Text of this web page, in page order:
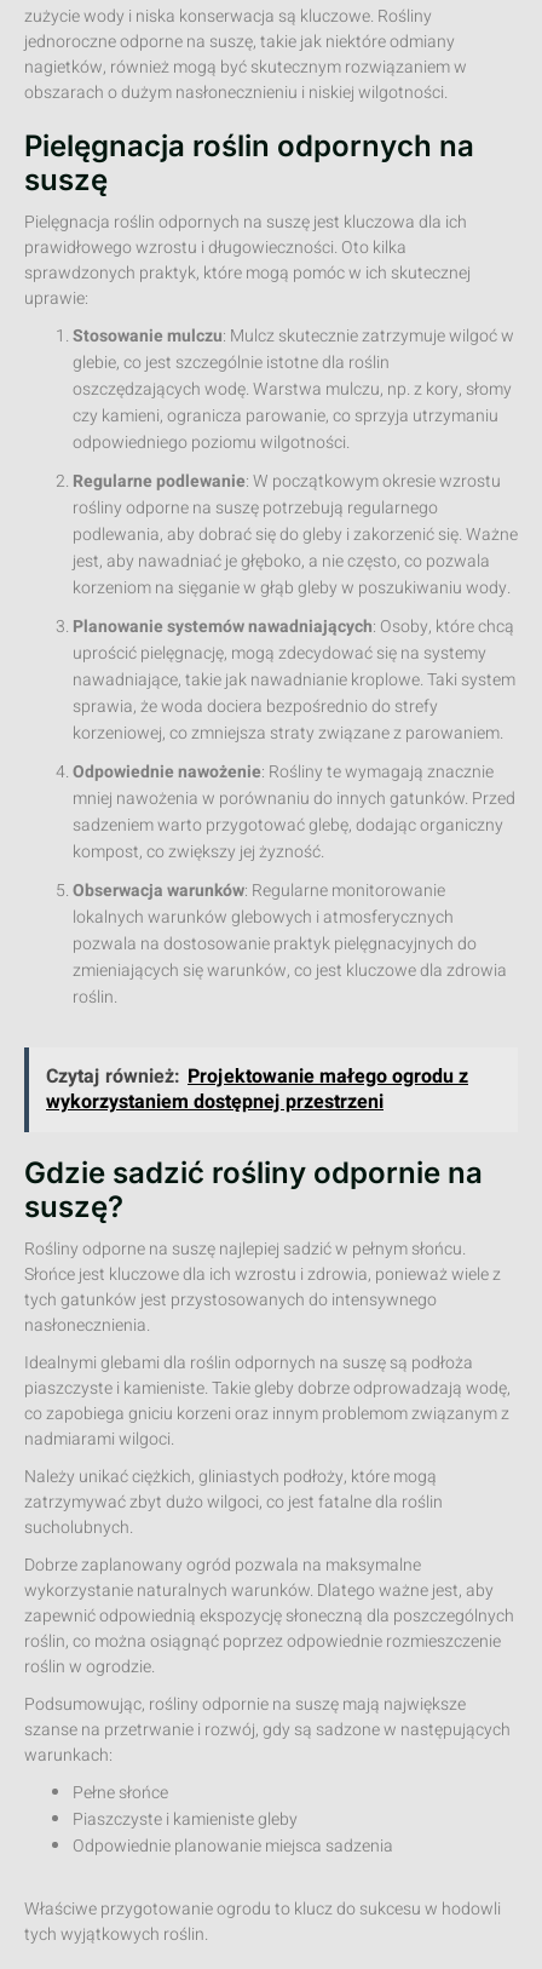
zużycie wody i niska konserwacja są kluczowe. Rośliny
jednoroczne odporne na suszę, takie jak niektóre odmiany
nagietków, również mogą być skutecznym rozwiązaniem w
obszarach o dużym nasłonecznieniu i niskiej wilgotności.
Pielęgnacja roślin odpornych na
suszę
Pielęgnacja roślin odpornych na suszę jest kluczowa dla ich
prawidłowego wzrostu i długowieczności. Oto kilka
sprawdzonych praktyk, które mogą pomóc w ich skutecznej
uprawie:
Stosowanie mulczu: Mulcz skutecznie zatrzymuje wilgoć w
glebie, co jest szczególnie istotne dla roślin
oszczędzających wodę. Warstwa mulczu, np. z kory, słomy
czy kamieni, ogranicza parowanie, co sprzyja utrzymaniu
odpowiedniego poziomu wilgotności.
Regularne podlewanie: W początkowym okresie wzrostu
rośliny odporne na suszę potrzebują regularnego
podlewania, aby dobrać się do gleby i zakorzenić się. Ważne
jest, aby nawadniać je głęboko, a nie często, co pozwala
korzeniom na sięganie w głąb gleby w poszukiwaniu wody.
Planowanie systemów nawadniających: Osoby, które chcą
uprościć pielęgnację, mogą zdecydować się na systemy
nawadniające, takie jak nawadnianie kroplowe. Taki system
sprawia, że woda dociera bezpośrednio do strefy
korzeniowej, co zmniejsza straty związane z parowaniem.
Odpowiednie nawożenie: Rośliny te wymagają znacznie
mniej nawożenia w porównaniu do innych gatunków. Przed
sadzeniem warto przygotować glebę, dodając organiczny
kompost, co zwiększy jej żyzność.
Obserwacja warunków: Regularne monitorowanie
lokalnych warunków glebowych i atmosferycznych
pozwala na dostosowanie praktyk pielęgnacyjnych do
zmieniających się warunków, co jest kluczowe dla zdrowia
roślin.
Czytaj również: Projektowanie małego ogrodu z
wykorzystaniem dostępnej przestrzeni
Gdzie sadzić rośliny odpornie na
suszę?
Rośliny odporne na suszę najlepiej sadzić w pełnym słońcu.
Słońce jest kluczowe dla ich wzrostu i zdrowia, ponieważ wiele z
tych gatunków jest przystosowanych do intensywnego
nasłonecznienia.
Idealnymi glebami dla roślin odpornych na suszę są podłoża
piaszczyste i kamieniste. Takie gleby dobrze odprowadzają wodę,
co zapobiega gniciu korzeni oraz innym problemom związanym z
nadmiarami wilgoci.
Należy unikać ciężkich, gliniastych podłoży, które mogą
zatrzymywać zbyt dużo wilgoci, co jest fatalne dla roślin
sucholubnych.
Dobrze zaplanowany ogród pozwala na maksymalne
wykorzystanie naturalnych warunków. Dlatego ważne jest, aby
zapewnić odpowiednią ekspozycję słoneczną dla poszczególnych
roślin, co można osiągnąć poprzez odpowiednie rozmieszczenie
roślin w ogrodzie.
Podsumowując, rośliny odpornie na suszę mają największe
szanse na przetrwanie i rozwój, gdy są sadzone w następujących
warunkach:
Pełne słońce
Piaszczyste i kamieniste gleby
Odpowiednie planowanie miejsca sadzenia
Właściwe przygotowanie ogrodu to klucz do sukcesu w hodowli
tych wyjątkowych roślin.